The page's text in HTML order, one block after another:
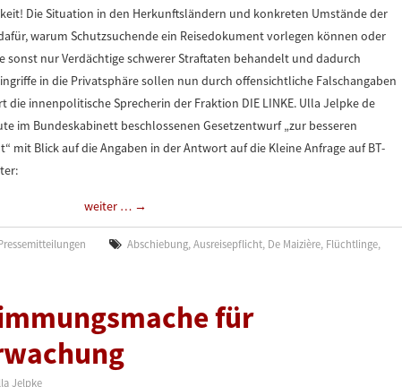
Die Situation in den Herkunftsländern und konkreten Umstände der
warum Schutzsuchende ein Reisedokument vorlegen können oder
sonst nur Verdächtige schwerer Straftaten behandelt und dadurch
in die Privatsphäre sollen nun durch offensichtliche Falschangaben
innenpolitische Sprecherin der Fraktion DIE LINKE. Ulla Jelpke de
im Bundeskabinett beschlossenen Gesetzentwurf „zur besseren
mit Blick auf die Angaben in der Antwort auf die Kleine Anfrage auf BT-
weiter … →
Abschiebung,Ausreisepflicht, De Maizière, Flüchtlinge,
für
Jelpke